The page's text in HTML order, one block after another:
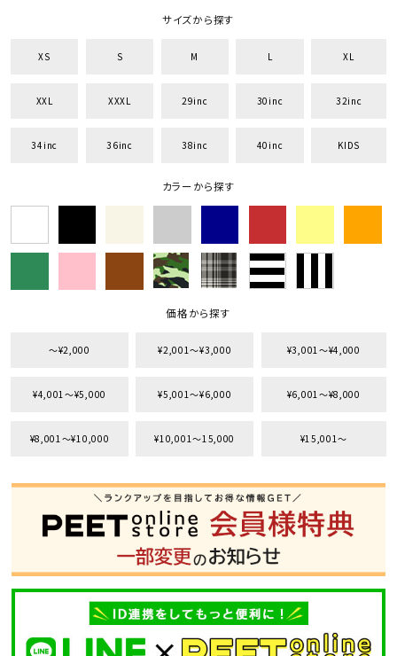
カテゴリ
XXL
XXXL
30inc
32inc
KIDS
カラー
サイズから探す
XS S M L XL
XXL XXXL 29inc 30inc 32inc
34inc 36inc 38inc 40inc KIDS
カラーから探す
価格から探す
〜¥2,000 ¥2,001〜¥3,000 ¥3,001〜¥4,000
¥4,001〜¥5,000 ¥5,001〜¥6,000 ¥6,001〜¥8,000
¥8,001〜¥10,000 ¥10,001〜15,000 ¥15,001〜